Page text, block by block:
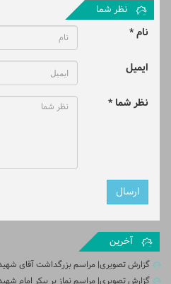
نظر شما
نام *
ایمیل
نظر شما *
آخرین
گزارش تصویری| مراسم بزرگداشت آقای